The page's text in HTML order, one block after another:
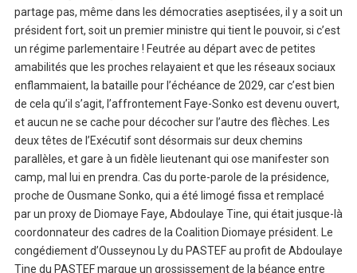
partage pas, même dans les démocraties aseptisées, il y a soit un
président fort, soit un premier ministre qui tient le pouvoir, si c’est
un régime parlementaire ! Feutrée au départ avec de petites
amabilités que les proches relayaient et que les réseaux sociaux
enflammaient, la bataille pour l’échéance de 2029, car c’est bien
de cela qu’il s’agit, l’affrontement Faye-Sonko est devenu ouvert,
et aucun ne se cache pour décocher sur l’autre des flèches. Les
deux têtes de l’Exécutif sont désormais sur deux chemins
parallèles, et gare à un fidèle lieutenant qui ose manifester son
camp, mal lui en prendra. Cas du porte-parole de la présidence,
proche de Ousmane Sonko, qui a été limogé fissa et remplacé
par un proxy de Diomaye Faye, Abdoulaye Tine, qui était jusque-là
coordonnateur des cadres de la Coalition Diomaye président. Le
congédiement d’Ousseynou Ly du PASTEF au profit de Abdoulaye
Tine du PASTEF marque un grossissement de la béance entre